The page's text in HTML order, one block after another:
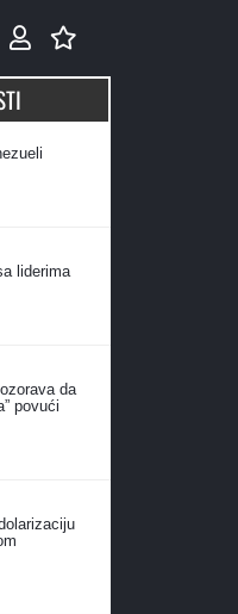
liderima
da
povući